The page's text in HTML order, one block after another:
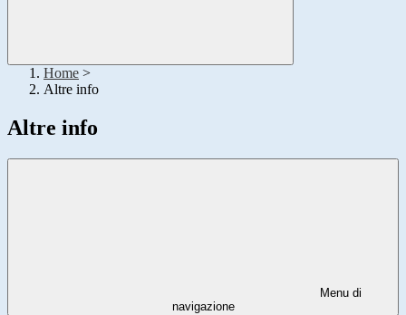
Home >
Altre info
Altre info
Menu di
navigazione